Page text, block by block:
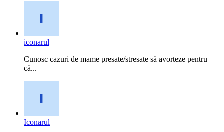
iconarul
Cunosc cazuri de mame presate/stresate să avorteze pentru
că...
Iconarul